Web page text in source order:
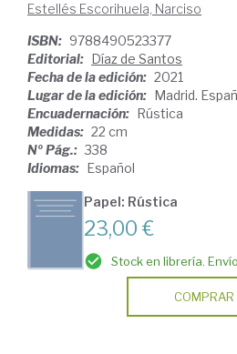
Estellés Escorihuela, Narciso
ISBN: 9788490523377
Editorial: Díaz de Santos
Fecha de la edición: 2021
Lugar de la edición: Madrid.
Encuadernación: Rústica
Medidas: 22 cm
Nº Pág.: 338
Idiomas: Español
Papel: Rústica
23,00 €
Stock en librería.
COMPRAR